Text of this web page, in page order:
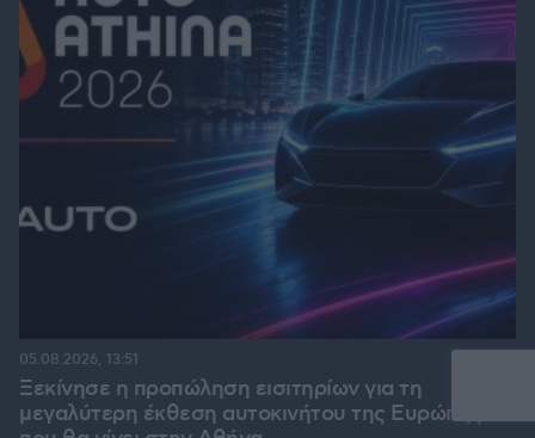
Ξεκίνησε η προπώληση εισιτηρίων για τη
μεγαλύτερη έκθεση αυτοκινήτου της Ευρώπης
05.08.2026, 13:51